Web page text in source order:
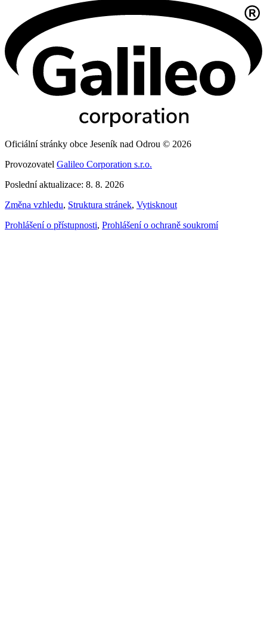
Oficiální stránky obce Jeseník nad Odrou © 2026
Provozovatel Galileo Corporation s.r.o.
Poslední aktualizace: 8. 8. 2026
Změna vzhledu, Struktura stránek, Vytisknout
Prohlášení o přístupnosti, Prohlášení o ochraně soukromí